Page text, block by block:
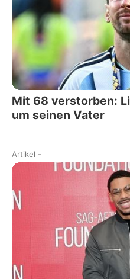
Mit 68 verstorben:
um seinen Vater
Artikel -